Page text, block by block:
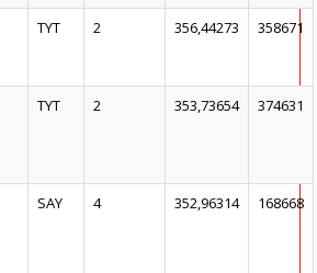
TYT 2 356,44273 358671
TYT 2 353,73654 374631
SAY 4 352,96314 168668